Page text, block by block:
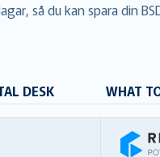
så du kan spara din
DESK WHAT